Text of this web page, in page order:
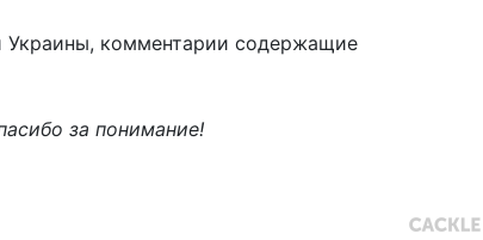
комментарии содержащие
за понимание!